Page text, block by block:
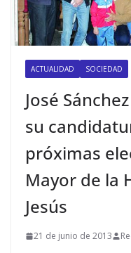
ACTUALIDAD SOCIEDAD
José
su
próximas
Mayor de la
Jesús
21 de junio de 2013